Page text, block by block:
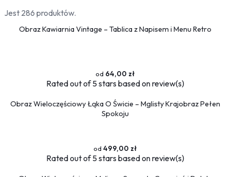
Jest 286 produktów.
Obraz Kawiarnia Vintage – Tablica z Napisem i Menu Retro
64,00 zł
Ratedout of 5 stars based onreview(s)
Obraz Wieloczęściowy Łąka O Świcie – Mglisty Krajobraz Pełen
Spokoju
499,00 zł
Ratedout of 5 stars based onreview(s)